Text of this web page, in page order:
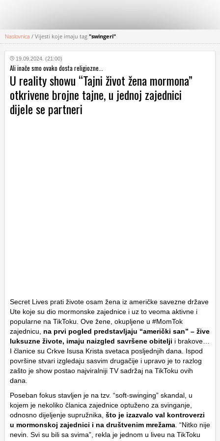
KATEGORIJE
HRVATSKI
WEB
Naslovnica / Vijesti koje imaju tag "swingeri"
19.09.2024. (21:00)
Ali inače smo ovako dosta religiozne...
U reality showu “Tajni život žena mormona”
otkrivene brojne tajne, u jednoj zajednici
dijele se partneri
Secret Lives prati živote osam žena iz američke savezne države
Ute koje su dio mormonske zajednice i uz to veoma aktivne i
popularne na TikToku. Ove žene, okupljene u #MomTok
zajednicu, na prvi pogled predstavljaju “američki san” – žive
luksuzne živote, imaju naizgled savršene obitelji i brakove…
I članice su Crkve Isusa Krista svetaca posljednjih dana. Ispod
površine stvari izgledaju sasvim drugačije i upravo je to razlog
zašto je show postao najviralniji TV sadržaj na TikToku ovih
dana.
Poseban fokus stavljen je na tzv. “soft-swinging” skandal, u
kojem je nekoliko članica zajednice optuženo za svinganje,
odnosno dijeljenje supružnika, što je izazvalo val kontroverzi
u mormonskoj zajednici i na društvenim mrežama . “Nitko nije
nevin. Svi su bili sa svima”, rekla je jednom u liveu na TikToku